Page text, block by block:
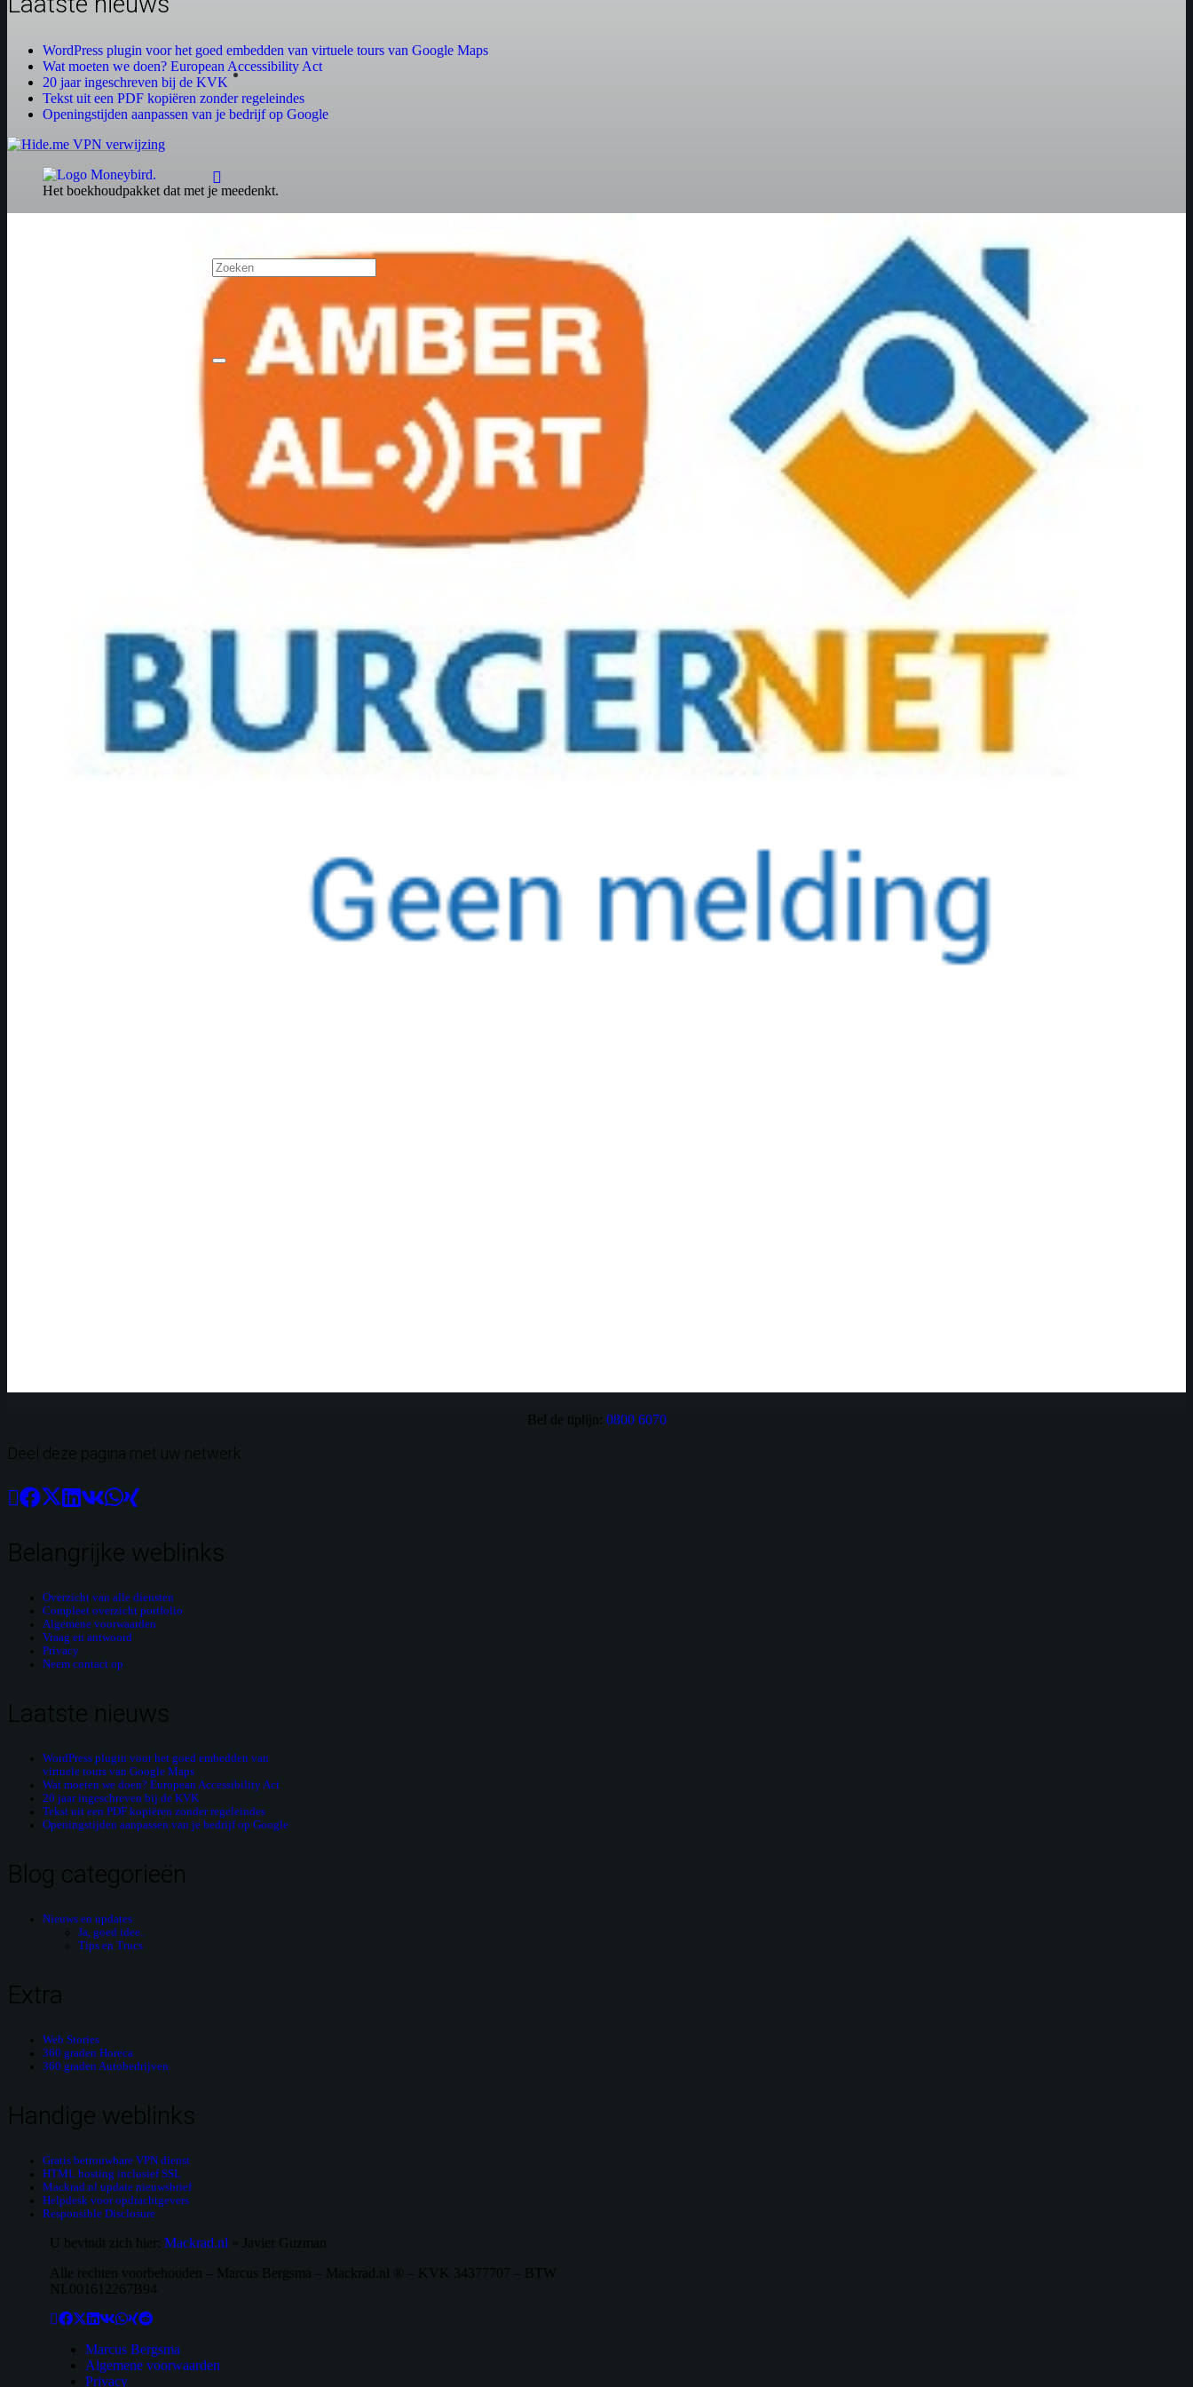
WordPress plugin voor het goed embedden van virtuele tours van Google Maps
Wat moeten we doen? European Accessibility Act
20 jaar ingeschreven bij de KVK
Tekst uit een PDF kopiëren zonder regeleindes
Openingstijden aanpassen van je bedrijf op Google
Het boekhoudpakket dat met je meedenkt.
Bel de tiplijn: 0800 6070
Deel deze pagina met uw netwerk
Belangrijke weblinks
Overzicht van alle diensten
Compleet overzicht portfolio
Algemene voorwaarden
Vraag en antwoord
Privacy
Neem contact op
Laatste nieuws
WordPress plugin voor het goed embedden van
virtuele tours van Google Maps
Wat moeten we doen? European Accessibility Act
20 jaar ingeschreven bij de KVK
Tekst uit een PDF kopiëren zonder regeleindes
Openingstijden aanpassen van je bedrijf op Google
Blog categorieën
Nieuws en updates
Ja, goed idee..
Tips en Trucs
Extra
Web Stories
360 graden Horeca
360 graden Autobedrijven
Handige weblinks
Gratis betrouwbare VPN dienst
HTML hosting inclusief SSL
Mackrad.nl update nieuwsbrief
Helpdesk voor opdrachtgevers
Responsible Disclosure
U bevindt zich hier: Mackrad.nl » Javier Guzman
Alle rechten voorbehouden – Marcus Bergsma – Mackrad.nl ® – KVK 34377707 – BTW
NL001612267B94
Marcus Bergsma
Algemene voorwaarden
Privacy